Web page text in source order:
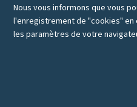
Nous vous informons que vous
l'enregistrement de "cookies"
les paramètres de votre